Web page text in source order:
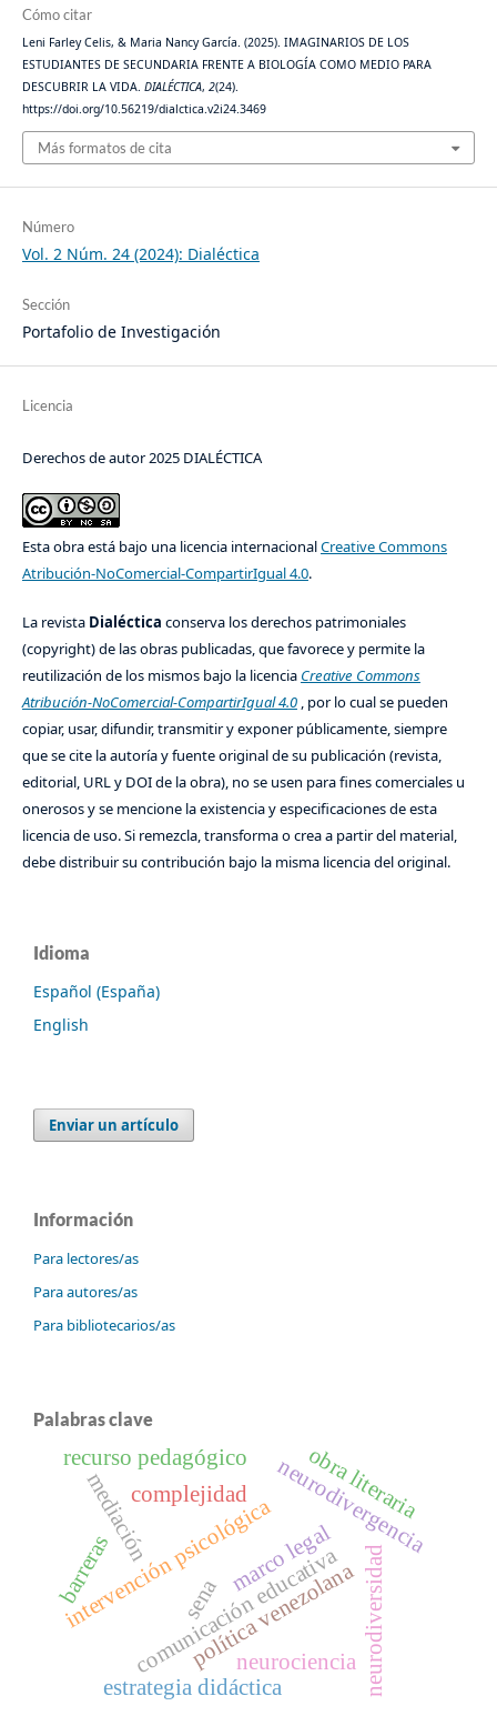
Cómo citar
Leni Farley Celis, & Maria Nancy García. (2025). IMAGINARIOS DE LOS
ESTUDIANTES DE SECUNDARIA FRENTE A BIOLOGÍA COMO MEDIO PARA
DESCUBRIR LA VIDA. DIALÉCTICA, 2(24).
https://doi.org/10.56219/dialctica.v2i24.3469
Más formatos de cita
Número
Vol. 2 Núm. 24 (2024): Dialéctica
Sección
Portafolio de Investigación
Licencia
Derechos de autor 2025 DIALÉCTICA
Esta obra está bajo una licencia internacionalCreative Commons
Atribución-NoComercial-CompartirIgual 4.0.
La revista Dialéctica conserva los derechos patrimoniales
(copyright) de las obras publicadas, que favorece y permite la
reutilización de los mismos bajo la licencia Creative Commons
Atribución-NoComercial-CompartirIgual 4.0, por lo cual se pueden
copiar, usar, difundir, transmitir y exponer públicamente, siempre
que se cite la autoría y fuente original de su publicación (revista,
editorial, URL y DOI de la obra), no se usen para fines comerciales u
onerosos y se mencione la existencia y especificaciones de esta
licencia de uso. Si remezcla, transforma o crea a partir del material,
debe distribuir su contribución bajo la misma licencia del original.
Idioma
Español (España)
English
Enviar un artículo
Información
Para lectores/as
Para autores/as
Para bibliotecarios/as
Palabras clave
intervención psicológica
política venezolana
neurodivergencia
neurodiversidad
neurociencia
mediación
recurso pedagógico
estrategia didáctica
obra literaria
complejidad
sena
comunicación educativa
marco legal
barreras